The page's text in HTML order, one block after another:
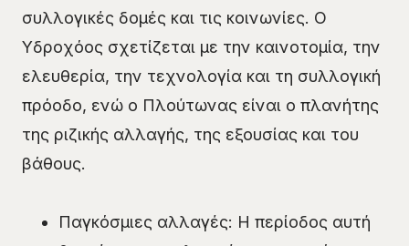
συλλογικές δομές και τις κοινωνίες. Ο
Υδροχόος σχετίζεται με την καινοτομία, την
ελευθερία, την τεχνολογία και τη συλλογική
πρόοδο, ενώ ο Πλούτωνας είναι ο πλανήτης
της ριζικής αλλαγής, της εξουσίας και του
βάθους.
Παγκόσμιες αλλαγές: Η περίοδος αυτή